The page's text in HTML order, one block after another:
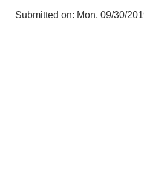
Submitted on: Mon, 09/30/